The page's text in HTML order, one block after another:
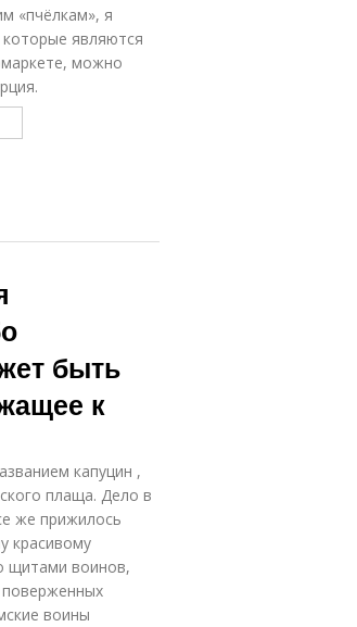
«пчёлкам», я
являются
можно
быть
к
капуцин ,
плаща. Дело в
же прижилось
красивому
щитами воинов,
воины